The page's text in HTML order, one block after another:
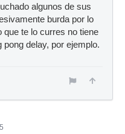
algunos de sus
burda por lo
que te lo curres no tiene
pong delay, por ejemplo.